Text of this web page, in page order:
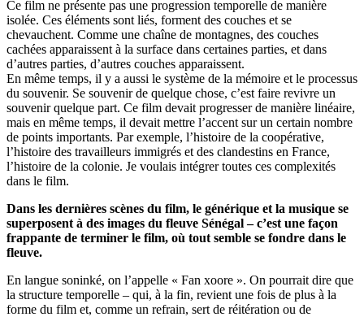
Ce film ne présente pas une progression temporelle de manière
isolée. Ces éléments sont liés, forment des couches et se
chevauchent. Comme une chaîne de montagnes, des couches
cachées apparaissent à la surface dans certaines parties, et dans
d’autres parties, d’autres couches apparaissent.
En même temps, il y a aussi le système de la mémoire et le processus
du souvenir. Se souvenir de quelque chose, c’est faire revivre un
souvenir quelque part. Ce film devait progresser de manière linéaire,
mais en même temps, il devait mettre l’accent sur un certain nombre
de points importants. Par exemple, l’histoire de la coopérative,
l’histoire des travailleurs immigrés et des clandestins en France,
l’histoire de la colonie. Je voulais intégrer toutes ces complexités
dans le film.
Dans les dernières scènes du film, le générique et la musique se
superposent à des images du fleuve Sénégal – c’est une façon
frappante de terminer le film, où tout semble se fondre dans le
fleuve.
En langue soninké, on l’appelle « Fan xoore ». On pourrait dire que
la structure temporelle – qui, à la fin, revient une fois de plus à la
forme du film et, comme un refrain, sert de réitération ou de